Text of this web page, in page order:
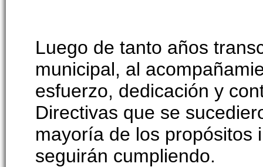
Luego de tanto años
municipal, al
esfuerzo, dedicación y
Directivas que se
mayoría de los propósitos
seguirán cumpliendo.